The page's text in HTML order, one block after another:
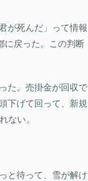
が死んだ」って情報
に戻った。この判断
た。売掛金が回収で
下げて回って、新規
ない。
と待って、雪が解け